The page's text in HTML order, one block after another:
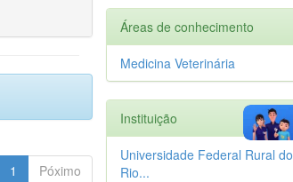
1 Póximo
Áreas de conhecimento
Medicina Veterinária
Instituição
Universidade Federal Rural do
Rio...